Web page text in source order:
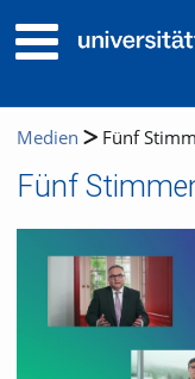
Medien Fünf
Fünf